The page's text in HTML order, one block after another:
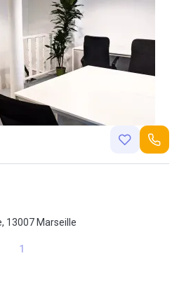
Boulevard de la Corderie, 13007 Marseille
1